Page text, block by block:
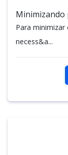
Minimizando
Para
necess&a...